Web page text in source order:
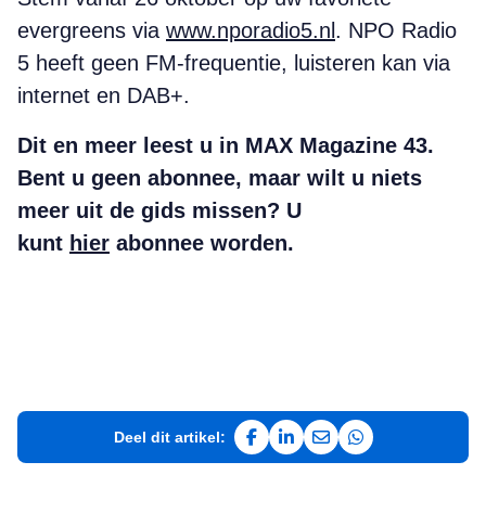
evergreens via www.nporadio5.nl . NPO Radio
5 heeft geen FM-frequentie, luisteren kan via
internet en DAB+.
Dit en meer leest u in MAX Magazine 43.
Bent u geen abonnee, maar wilt u niets
meer uit de gids missen? U
kunt hier abonnee worden.
Deel dit artikel:
Deel op Facebook
Deel op LinkedIn
Deel via e-mail
Deel via